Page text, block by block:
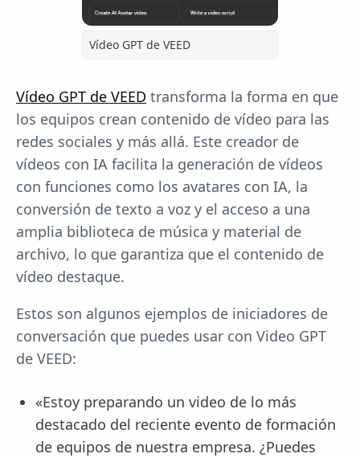
Vídeo GPT de VEED
Vídeo GPT de VEED transforma la forma en que
los equipos crean contenido de vídeo para las
redes sociales y más allá. Este creador de
vídeos con IA facilita la generación de vídeos
con funciones como los avatares con IA, la
conversión de texto a voz y el acceso a una
amplia biblioteca de música y material de
archivo, lo que garantiza que el contenido de
vídeo destaque.
Estos son algunos ejemplos de iniciadores de
conversación que puedes usar con Video GPT
de VEED:
«Estoy preparando un video de lo más
destacado del reciente evento de formación
de equipos de nuestra empresa. ¿Puedes